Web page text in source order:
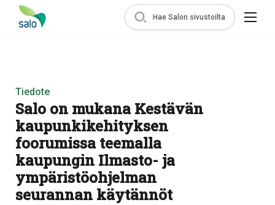
Hae Salon sivustoilta
Tiedote
Salo on mukana Kestävän
kaupunkikehityksen
foorumissa teemalla
kaupungin Ilmasto- ja
ympäristöohjelman
seurannan käytännöt